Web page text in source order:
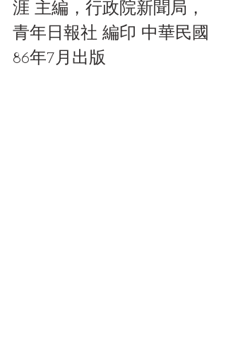
涯 主編，行政院新聞局，
青年日報社 編印 中華民國
86年7月出版